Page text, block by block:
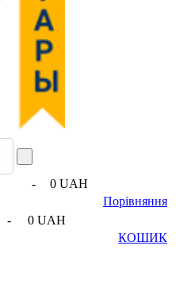
-
0 UAH
Порівняння
-
0 UAH
КОШИК